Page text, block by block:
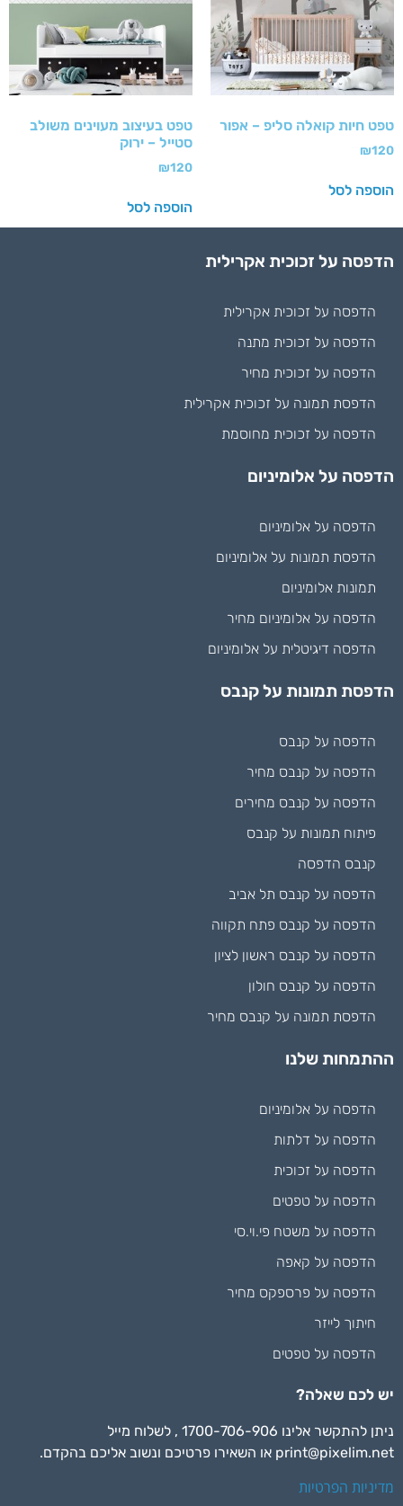
טפט חיות קואלה סליפ – אפור
₪120
הוספה לסל
טפט בעיצוב מעוינים משולב
סטייל – ירוק
₪120
הוספה לסל
הדפסה על זכוכית אקרילית
הדפסה על זכוכית אקרילית
הדפסה על זכוכית מתנה
הדפסה על זכוכית מחיר
הדפסת תמונה על זכוכית אקרילית
הדפסה על זכוכית מחוסמת
הדפסה על אלומיניום
הדפסה על אלומיניום
הדפסת תמונות על אלומיניום
תמונות אלומיניום
הדפסה על אלומיניום מחיר
הדפסה דיגיטלית על אלומיניום
הדפסת תמונות על קנבס
הדפסה על קנבס
הדפסה על קנבס מחיר
הדפסה על קנבס מחירים
פיתוח תמונות על קנבס
קנבס הדפסה
הדפסה על קנבס תל אביב
הדפסה על קנבס פתח תקווה
הדפסה על קנבס ראשון לציון
הדפסה על קנבס חולון
הדפסת תמונה על קנבס מחיר
ההתמחות שלנו
הדפסה על אלומיניום
הדפסה על דלתות
הדפסה על זכוכית
הדפסה על טפטים
הדפסה על משטח פי.וי.סי
הדפסה על קאפה
הדפסה על פרספקס מחיר
חיתוך לייזר
הדפסה על טפטים
יש לכם שאלה?
ניתן להתקשר אלינו 1700-706-906 , לשלוח מייל
print@pixelim.net או השאירו פרטיכם ונשוב אליכם בהקדם.
מדיניות הפרטיות